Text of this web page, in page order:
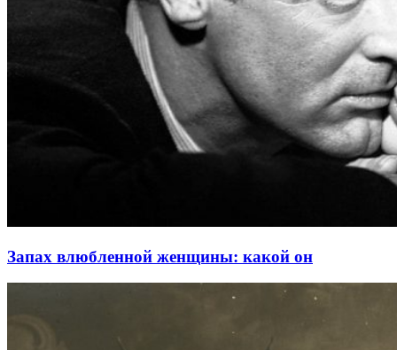
Запах влюбленной женщины: какой он